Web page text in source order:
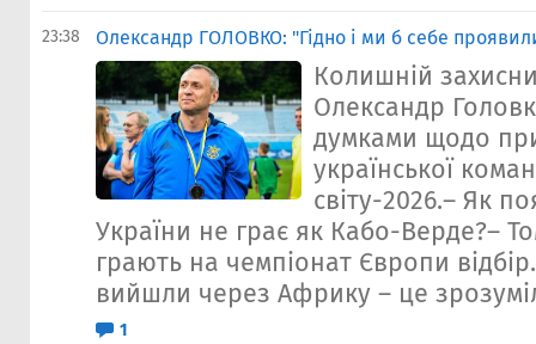
23:38 Олександр ГОЛОВКО: "Гідно і ми б себе
Колишній
Олександр
думками щодо
української
світу-2026.– Як
України не грає як Кабо-Верде?–
грають на чемпіонат Європи
вийшли через Африку – це
1